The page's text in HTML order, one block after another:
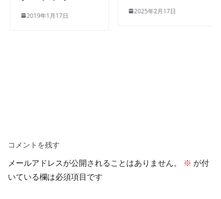
年1月17日
2025年2月17日
コメントを残す
メールアドレスが公開されることはありません。 ※ が付
いている欄は必須項目です